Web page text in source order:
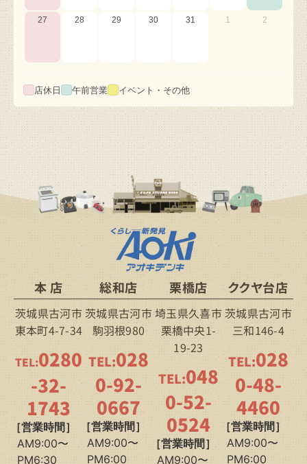
27 28 29 30 31 1 2
店休日 午前営業 イベント・その他
本 店
茨城県古河市
東本町4-7-34
TEL:0280
-32-
1743
［営業時間］
AM9:00〜
PM6:30
総和店
茨城県古河市
駒羽根980
TEL:028
0-92-
0667
［営業時間］
AM9:00〜
PM6:00
栗橋店
埼玉県久喜市
栗橋中央1-
19-23
TEL:048
0-52-
0524
［営業時間］
AM9:00〜
ククヤ台店
茨城県古河市
三和146-4
TEL:028
0-48-
4460
［営業時間］
AM9:00〜
PM6:00